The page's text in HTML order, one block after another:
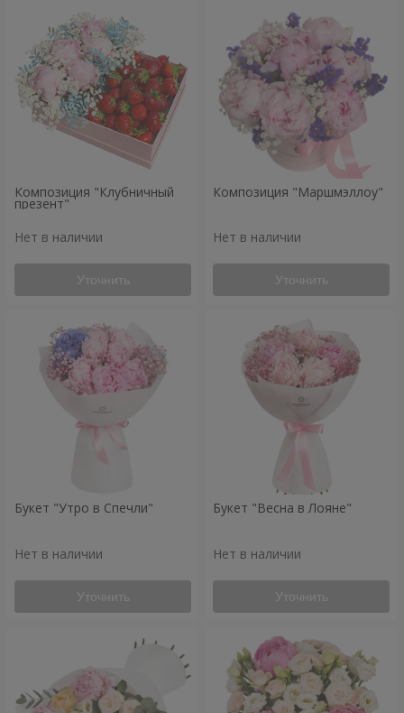
Композиция "Клубничный
презент"
Нет в наличии
Уточнить
Композиция "Маршмэллоу"
Нет в наличии
Уточнить
Букет "Утро в Спечли"
Нет в наличии
Уточнить
Букет "Весна в Лояне"
Нет в наличии
Уточнить